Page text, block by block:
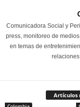
Comunicadora Social y
press, monitoreo de
en temas de
Artículos